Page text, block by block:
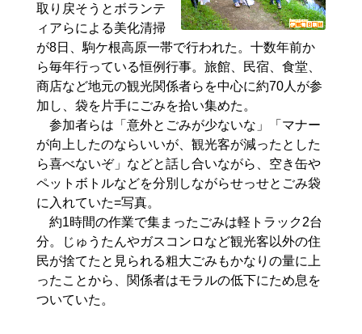
取り戻そうとボランテ
ィアらによる美化清掃
が8日、駒ケ根高原一帯で行われた。十数年前か
ら毎年行っている恒例行事。旅館、民宿、食堂、
商店など地元の観光関係者らを中心に約70人が参
加し、袋を片手にごみを拾い集めた。
参加者らは「意外とごみが少ないな」「マナー
が向上したのならいいが、観光客が減ったとした
ら喜べないぞ」などと話し合いながら、空き缶や
ペットボトルなどを分別しながらせっせとごみ袋
に入れていた=写真。
約1時間の作業で集まったごみは軽トラック2台
分。じゅうたんやガスコンロなど観光客以外の住
民が捨てたと見られる粗大ごみもかなりの量に上
ったことから、関係者はモラルの低下にため息を
ついていた。